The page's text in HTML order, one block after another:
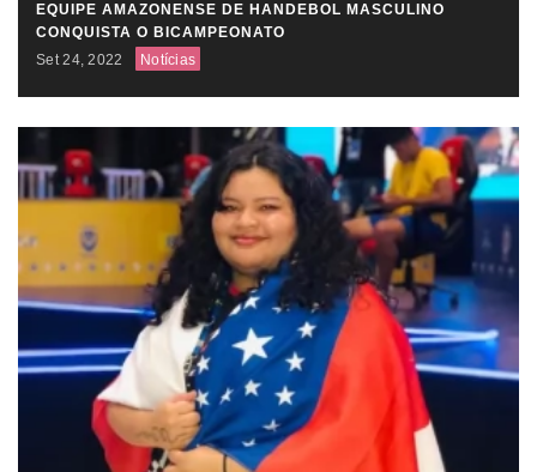
EQUIPE AMAZONENSE DE HANDEBOL MASCULINO
CONQUISTA O BICAMPEONATO
Set 24, 2022
Notícias